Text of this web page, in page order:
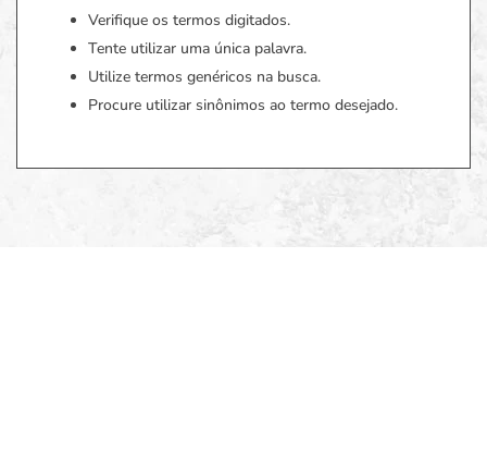
Verifique os termos digitados.
Tente utilizar uma única palavra.
Utilize termos genéricos na busca.
Procure utilizar sinônimos ao termo desejado.